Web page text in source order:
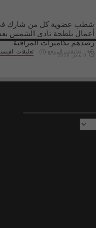
شطب عضوية كل من شارك
أعمال بلطجة نادى الشمس
رصدهم بكاميرات المراقبة
5 يناير، 2019
تعليقات تعليقات الموقع (0)